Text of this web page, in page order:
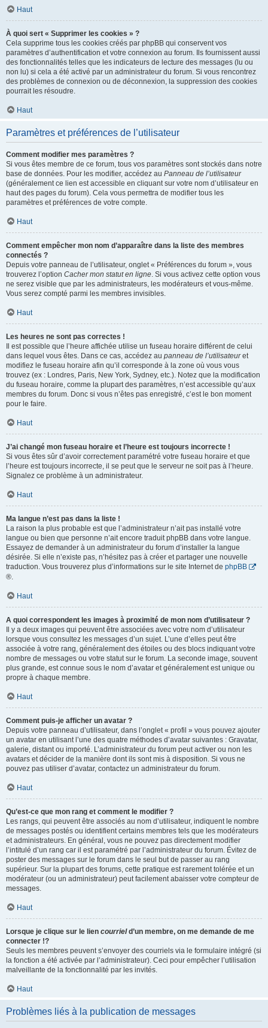
Haut
À quoi sert « Supprimer les cookies » ?
Cela supprime tous les cookies créés par phpBB qui conservent vos
paramètres d’authentification et votre connexion au forum. Ils fournissent aussi
des fonctionnalités telles que les indicateurs de lecture des messages (lu ou
non lu) si cela a été activé par un administrateur du forum. Si vous rencontrez
des problèmes de connexion ou de déconnexion, la suppression des cookies
pourrait les résoudre.
Haut
Paramètres et préférences de l’utilisateur
Comment modifier mes paramètres ?
Si vous êtes membre de ce forum, tous vos paramètres sont stockés dans notre
base de données. Pour les modifier, accédez au Panneau de l’utilisateur
(généralement ce lien est accessible en cliquant sur votre nom d’utilisateur en
haut des pages du forum). Cela vous permettra de modifier tous les
paramètres et préférences de votre compte.
Haut
Comment empêcher mon nom d’apparaître dans la liste des membres
connectés ?
Depuis votre panneau de l’utilisateur, onglet « Préférences du forum », vous
trouverez l’option Cacher mon statut en ligne. Si vous activez cette option vous
ne serez visible que par les administrateurs, les modérateurs et vous-même.
Vous serez compté parmi les membres invisibles.
Haut
Les heures ne sont pas correctes !
Il est possible que l’heure affichée utilise un fuseau horaire différent de celui
dans lequel vous êtes. Dans ce cas, accédez au panneau de l’utilisateuret
modifiez le fuseau horaire afin qu’il corresponde à la zone où vous vous
trouvez (ex : Londres, Paris, New York, Sydney, etc.). Notez que la modification
du fuseau horaire, comme la plupart des paramètres, n’est accessible qu’aux
membres du forum. Donc si vous n’êtes pas enregistré, c’est le bon moment
pour le faire.
Haut
J’ai changé mon fuseau horaire et l’heure est toujours incorrecte !
Si vous êtes sûr d’avoir correctement paramétré votre fuseau horaire et que
l’heure est toujours incorrecte, il se peut que le serveur ne soit pas à l’heure.
Signalez ce problème à un administrateur.
Haut
Ma langue n’est pas dans la liste !
La raison la plus probable est que l’administrateur n’ait pas installé votre
langue ou bien que personne n’ait encore traduit phpBB dans votre langue.
Essayez de demander à un administrateur du forum d’installer la langue
désirée. Si elle n’existe pas, n’hésitez pas à créer et partager une nouvelle
traduction. Vous trouverez plus d’informations sur le site Internet de phpBB
®.
Haut
A quoi correspondent les images à proximité de mon nom d’utilisateur ?
Il y a deux images qui peuvent être associées avec votre nom d’utilisateur
lorsque vous consultez les messages d’un sujet. L’une d’elles peut être
associée à votre rang, généralement des étoiles ou des blocs indiquant votre
nombre de messages ou votre statut sur le forum. La seconde image, souvent
plus grande, est connue sous le nom d’avatar et généralement est unique ou
propre à chaque membre.
Haut
Comment puis-je afficher un avatar ?
Depuis votre panneau d’utilisateur, dans l’onglet « profil » vous pouvez ajouter
un avatar en utilisant l’une des quatre méthodes d’avatar suivantes : Gravatar,
galerie, distant ou importé. L’administrateur du forum peut activer ou non les
avatars et décider de la manière dont ils sont mis à disposition. Si vous ne
pouvez pas utiliser d’avatar, contactez un administrateur du forum.
Haut
Qu’est-ce que mon rang et comment le modifier ?
Les rangs, qui peuvent être associés au nom d’utilisateur, indiquent le nombre
de messages postés ou identifient certains membres tels que les modérateurs
et administrateurs. En général, vous ne pouvez pas directement modifier
l’intitulé d’un rang car il est paramétré par l’administrateur du forum. Évitez de
poster des messages sur le forum dans le seul but de passer au rang
supérieur. Sur la plupart des forums, cette pratique est rarement tolérée et un
modérateur (ou un administrateur) peut facilement abaisser votre compteur de
messages.
Haut
Lorsque je clique sur le lien courrield’un membre, on me demande de me
connecter !?
Seuls les membres peuvent s’envoyer des courriels via le formulaire intégré (si
la fonction a été activée par l’administrateur). Ceci pour empêcher l’utilisation
malveillante de la fonctionnalité par les invités.
Haut
Problèmes liés à la publication de messages